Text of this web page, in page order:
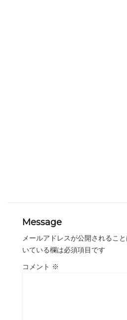
Message
メールアドレスが公開されること
いている欄は必須項目です
コメント ※